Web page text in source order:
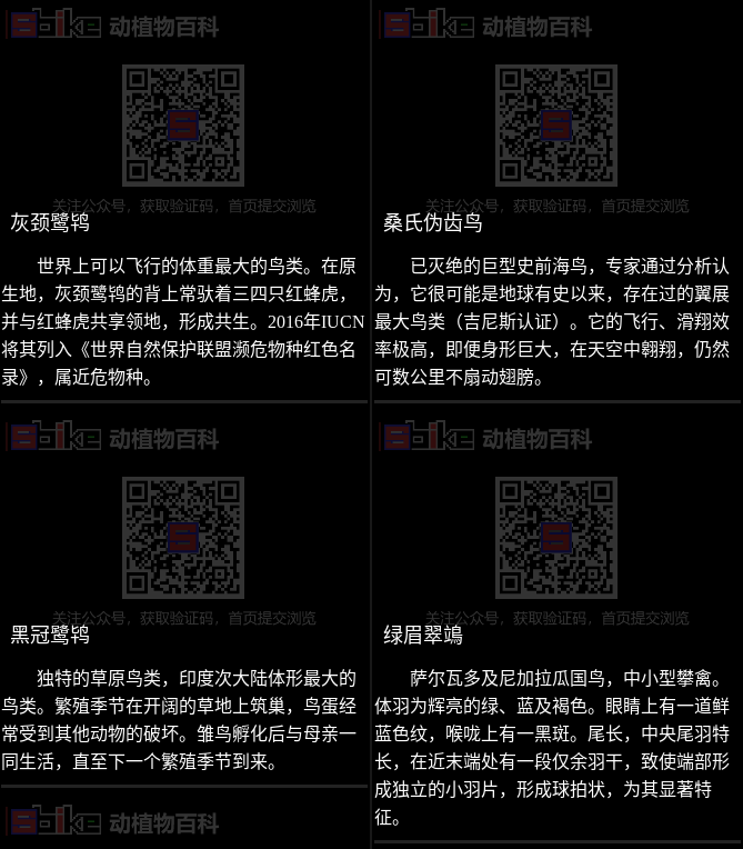
灰颈鹭鸨
世界上可以飞行的体重最大的鸟类。在原
生地，灰颈鹭鸨的背上常驮着三四只红蜂虎，
并与红蜂虎共享领地，形成共生。2016年IUCN
将其列入《世界自然保护联盟濒危物种红色名
录》，属近危物种。
黑冠鹭鸨
独特的草原鸟类，印度次大陆体形最大的
鸟类。繁殖季节在开阔的草地上筑巢，鸟蛋经
常受到其他动物的破坏。雏鸟孵化后与母亲一
同生活，直至下一个繁殖季节到来。
桑氏伪齿鸟
已灭绝的巨型史前海鸟，专家通过分析认
为，它很可能是地球有史以来，存在过的翼展
最大鸟类（吉尼斯认证）。它的飞行、滑翔效
率极高，即便身形巨大，在天空中翱翔，仍然
可数公里不扇动翅膀。
绿眉翠鴗
萨尔瓦多及尼加拉瓜国鸟，中小型攀禽。
体羽为辉亮的绿、蓝及褐色。眼睛上有一道鲜
蓝色纹，喉咙上有一黑斑。尾长，中央尾羽特
长，在近末端处有一段仅余羽干，致使端部形
成独立的小羽片，形成球拍状，为其显著特
征。